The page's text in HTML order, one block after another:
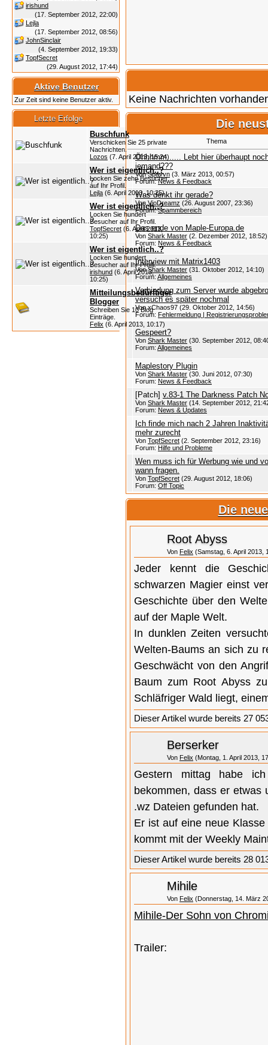
irishund
(17. September 2012, 22:00)
Lejla
(17. September 2012, 08:56)
JohnSinclair
(4. September 2012, 19:33)
TopfSecret
(29. August 2012, 17:44)
Aktive Benutzer
Zur Zeit sind keine Benutzer aktiv.
Letzte Erfolge
Buschfunk
Verschicken Sie 25 private
Nachrichten.
Lozos (7. April 2013, 15:24)
Wer ist eigentlich..?
Locken Sie zehn Besucher
auf Ihr Profil.
Lejla (6. April 2013, 10:25)
Wer ist eigentlich..?
Locken Sie hundert
Besucher auf Ihr Profil.
TopfSecret (6. April 2013,
10:25)
Wer ist eigentlich..?
Locken Sie hundert
Besucher auf Ihr Profil.
irishund (6. April 2013,
10:25)
Mitteilungsbedürftiger
Blogger
Schreiben Sie 10 Blog
Einträge.
Felix (6. April 2013, 10:17)
Keine Nachrichten
Die
Thema
Öhhhmm...... Lebt hier überhaupt
jemand???
VonSpavvn (3. März 2013, 00:57)
Forum:News & Feedback
Was denkt ihr gerade?
Von VioDreamz (26. August 2007, 23:36)
Forum:Spammbereich
Das ende von Maple-Europa.de
Von Shark Master (2. Dezember 2012, 18:52)
Forum: News & Feedback
Interview mit Matrix1403
VonShark Master (31. Oktober 2012, 14:10)
Forum: Allgemeines
Verbindung zum Server wurde
versuch es später nochmal
Von xChaos97 (29. Oktober 2012, 14:56)
Forum: Fehlermeldung |
Gespeert?
Von Shark Master (30. September 2012,
Forum: Allgemeines
Maplestory Plugin
Von Shark Master (30. Juni 2012, 07:30)
Forum: News & Feedback
[Patch] v.83-1 The Darkness Patch
Von Shark Master (14. September 2012,
Forum: News & Updates
Ich finde mich nach 2 Jahren
mehr zurecht
Von TopfSecret (2. September 2012, 23:16)
Forum: Hilfe und Probleme
Wen muss ich für Werbung wie und
wann fragen.
Von TopfSecret (29. August 2012, 18:06)
Forum: Off Topic
Die
Root Abyss
Von Felix (Samstag, 6. April 2013,
Jeder kennt die
schwarzen Magier einst
Geschichte über den
auf der Maple Welt.
In dunklen Zeiten
Welten-Baums an sich zu
Geschwächt von den
Baum zum Root Abyss
Schläfriger Wald liegt,
Dieser Artikel wurde bereits 27
Berserker
Von Felix (Montag, 1. April 2013,
Gestern mittag habe
bekommen, dass er etwas
.wz Dateien gefunden hat.
Er ist auf eine neue
kommt mit der Weekly
Dieser Artikel wurde bereits 28
Mihile
Von Felix (Donnerstag, 14. März
Mihile-Der Sohn von
Trailer: